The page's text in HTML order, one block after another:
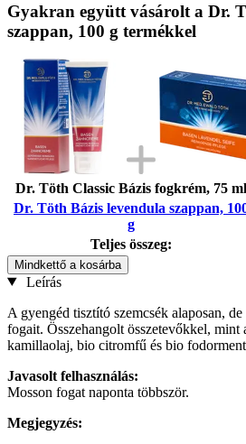
Gyakran együtt vásárolt a Dr.
szappan, 100 g termékkel
Dr. Töth Classic Bázis fogkrém, 75 ml
Dr. Töth Bázis levendula szappan,
g
Teljes összeg:
Mindkettő a kosárba
Leírás
A gyengéd tisztító szemcsék alaposan,
fogait. Összehangolt összetevőkkel, mint
kamillaolaj, bio citromfű és bio
Javasolt felhasználás:
Mosson fogat naponta többször.
Megjegyzés: